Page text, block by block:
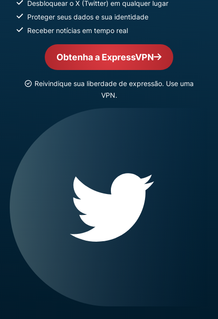
Desbloquear o X (Twitter) em qualquer lugar
Proteger seus dados e sua identidade
Receber notícias em tempo real
Obtenha a ExpressVPN
Reivindique sua liberdade de expressão. Use uma
VPN.